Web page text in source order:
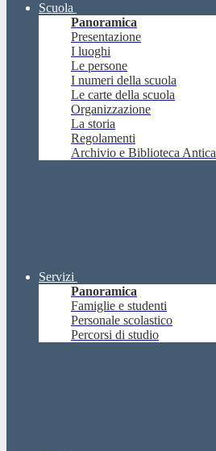
Scuola
Panoramica
Presentazione
I luoghi
Le persone
I numeri della scuola
Le carte della scuola
Organizzazione
La storia
Regolamenti
Archivio e Biblioteca Antica
Servizi
Panoramica
Famiglie e studenti
Personale scolastico
Percorsi di studio